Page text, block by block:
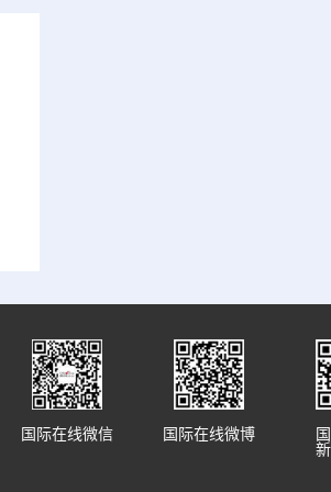
国际在线微博
国际在线微信